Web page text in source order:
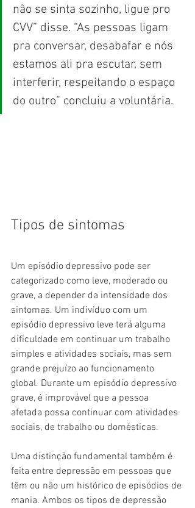
não se sinta sozinho, ligue pro
CVV” disse. “As pessoas ligam
pra conversar, desabafar e nós
estamos ali pra escutar, sem
interferir, respeitando o espaço
do outro” concluiu a voluntária.
Tipos de sintomas
Um episódio depressivo pode ser
categorizado como leve, moderado ou
grave, a depender da intensidade dos
sintomas. Um indivíduo com um
episódio depressivo leve terá alguma
dificuldade em continuar um trabalho
simples e atividades sociais, mas sem
grande prejuízo ao funcionamento
global. Durante um episódio depressivo
grave, é improvável que a pessoa
afetada possa continuar com atividades
sociais, de trabalho ou domésticas.
Uma distinção fundamental também é
feita entre depressão em pessoas que
têm ou não um histórico de episódios de
mania. Ambos os tipos de depressão